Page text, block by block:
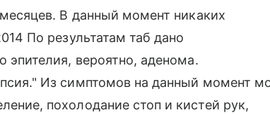
В данный момент никаких
По результатам таб дано
эпителия, вероятно, аденома.
Из симптомов на данный момент
похолодание стоп и кистей рук,